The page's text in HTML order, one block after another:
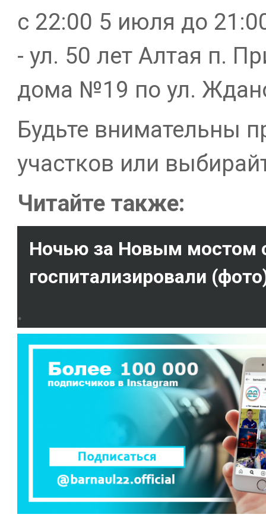
с 22:00 5 июля до
- ул. 50 лет Алтая п.
дома №19 по ул.
Будьте внимательны
участков или
Читайте также:
Ночью за Новым мостом
госпитализировали
.